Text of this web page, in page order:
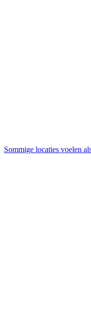
Sommige locaties voelen